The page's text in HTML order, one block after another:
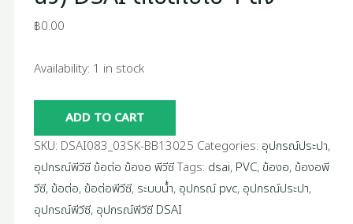
฿0.00
Availability: 1 in stock
quantity
ADD TO CART
SKU: DSAI083_03SK-BB13025 Categories: อุปกรณ์ประปา,
อุปกรณ์พีวีซี ข้อต่อ ข้องอ พีวีซีTags: dsai, PVC,ข้องอ,ข้องอพี
วีซี,ข้อต่อ,ข้อต่อพีวีซี, ระบบน้ำ, อุปกรณ์ pvc, อุปกรณ์ประปา,
อุปกรณ์พีวีซี, อุปกรณ์พีวีซี DSAI